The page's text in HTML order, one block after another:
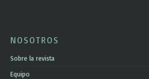
NOSOTROS
Sobre la revista
Equipo